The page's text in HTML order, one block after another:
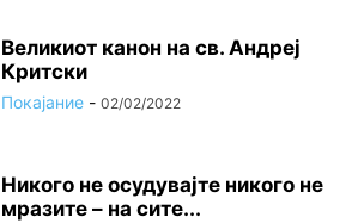
Великиот канон на св. Андреј
Критски
Покајание - 02/02/2022
Никого не осудувајте никого не
мразите – на сите...